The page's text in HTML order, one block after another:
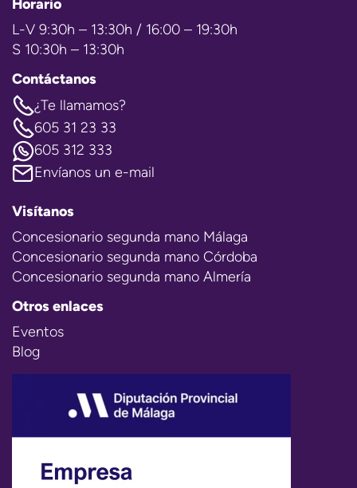
Horario
L-V 9:30h – 13:30h / 16:00 – 19:30h
S 10:30h – 13:30h
Contáctanos
¿Te llamamos?
605 31 23 33
605 312 333
Envíanos un e-mail
Visítanos
Concesionario segunda mano Málaga
Concesionario segunda mano Córdoba
Concesionario segunda mano Almería
Otros enlaces
Eventos
Blog